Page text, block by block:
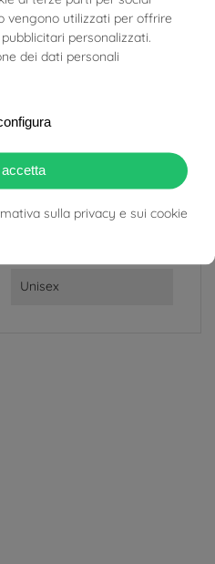
13
Unisex
vengono utilizzati per offrire
personalizzati.
dei dati personali
accetta
sulla privacy e sui cookie